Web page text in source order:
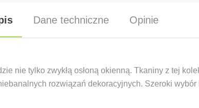
Dane techniczne Opinie
nie tylko zwykłą osłoną okienną. Tkaniny z tej
rozwiązań dekoracyjnych. Szeroki